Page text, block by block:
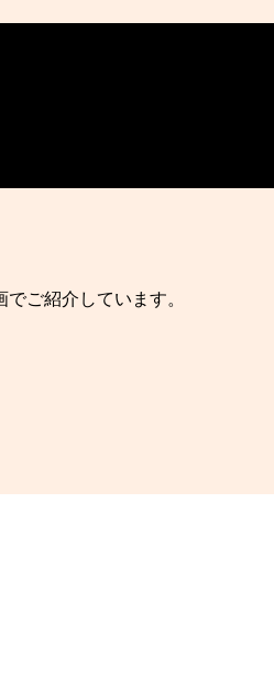
ご紹介しています。